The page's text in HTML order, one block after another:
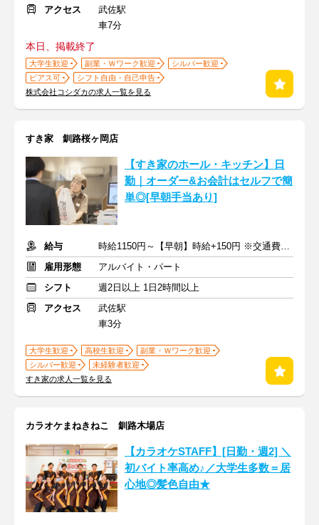
アクセス
武佐駅
車7分
本日、掲載終了
大学生歓迎 副業・Ｗワーク歓迎
シルバー歓迎
ピアス可
シフト自由・自己申告
株式会社コシダカの求人一覧を見る
すき家 釧路桜ヶ岡店
【すき家のホール・キッチン】日
勤｜オーダー&お会計はセルフで簡
単◎[早朝手当あり]
給与
時給1150円～【早朝】時給+150円 ※交通費支給
雇用形態
アルバイト・パート
シフト
週2日以上 1日2時間以上
アクセス
武佐駅
車3分
大学生歓迎 高校生歓迎
副業・Ｗワーク歓迎
シルバー歓迎
未経験者歓迎
すき家の求人一覧を見る
カラオケまねきねこ 釧路木場店
【カラオケSTAFF】[日勤・週2] ＼
初バイト率高め♪／大学生多数＝居
心地◎髪色自由★